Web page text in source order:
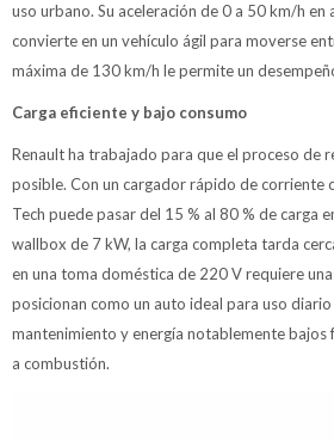
uso urbano. Su aceleración de 0 a 50 km/h en
convierte en un vehículo ágil para moverse
máxima de 130 km/h le permite un
Carga eficiente y bajo consumo
Renault ha trabajado para que el proceso de
posible. Con un cargador rápido de corriente
Tech puede pasar del 15 % al 80 % de carga
wallbox de 7 kW, la carga completa tarda
en una toma doméstica de 220 V requiere
posicionan como un auto ideal para uso
mantenimiento y energía notablemente bajos
a combustión.